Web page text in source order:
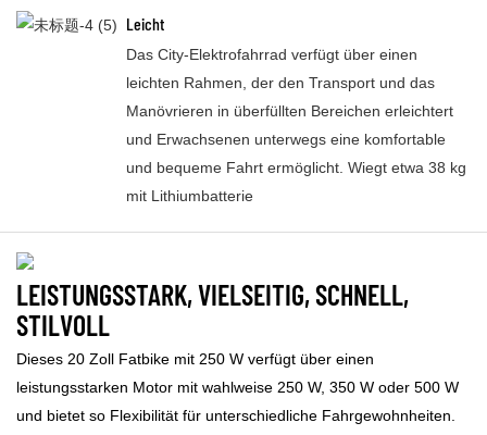
Leicht
Das City-Elektrofahrrad verfügt über einen
leichten Rahmen, der den Transport und das
Manövrieren in überfüllten Bereichen erleichtert
und Erwachsenen unterwegs eine komfortable
und bequeme Fahrt ermöglicht. Wiegt etwa 38 kg
mit Lithiumbatterie
LEISTUNGSSTARK, VIELSEITIG, SCHNELL,
STILVOLL
Dieses 20 Zoll Fatbike mit 250 W verfügt über einen
leistungsstarken Motor mit wahlweise 250 W, 350 W oder 500 W
und bietet so Flexibilität für unterschiedliche Fahrgewohnheiten.